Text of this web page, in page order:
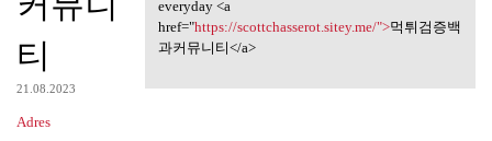
티
21.08.2023
Adres
everyday <a
href="https://scottchasserot.sitey.me/">먹튀검증백
과커뮤니티</a>